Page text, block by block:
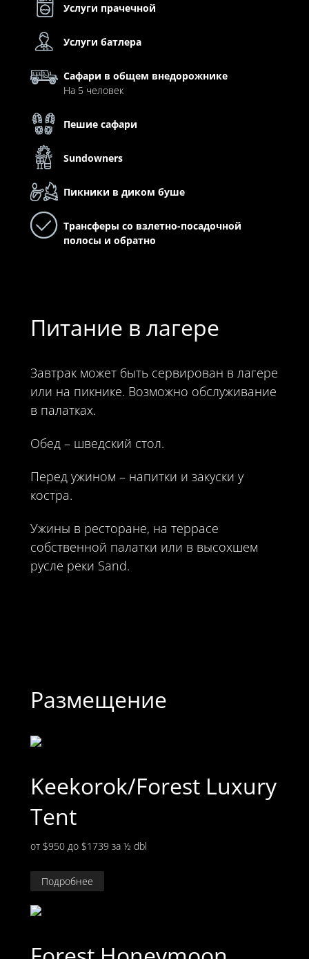
Услуги прачечной
Услуги батлера
Сафари в общем внедорожнике
На 5 человек
Пешие сафари
Sundowners
Пикники в диком буше
Трансферы со взлетно-посадочной
полосы и обратно
Питание в лагере
Завтрак может быть сервирован в лагере
или на пикнике. Возможно обслуживание
в палатках.
Обед – шведский стол.
Перед ужином – напитки и закуски у
костра.
Ужины в ресторане, на террасе
собственной палатки или в высохшем
русле реки Sand.
Размещение
Keekorok/Forest Luxury
Tent
от $950 до $1739 за ½ dbl
Подробнее